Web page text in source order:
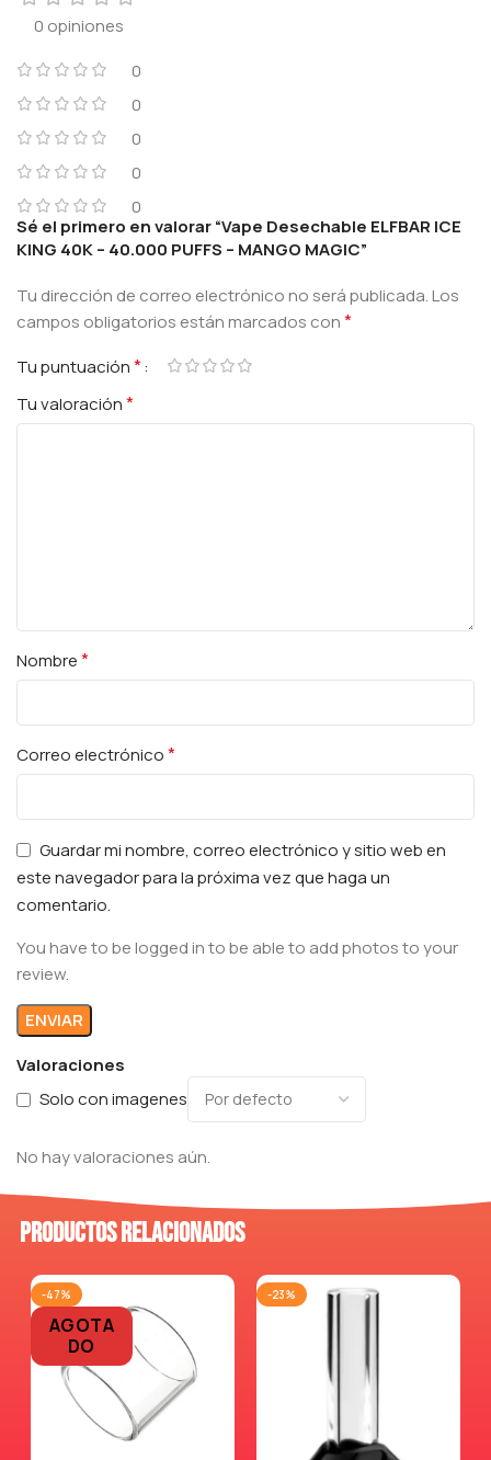
0 opiniones
0
0
0
0
0
Valoraciones
Solo con imagenes
No hay valoraciones aún.
Sé el primero en valorar “Vape Desechable ELFBAR ICE
KING 40K – 40.000 PUFFS – MANGO MAGIC”
Tu dirección de correo electrónico no será publicada.Los
campos obligatorios están marcados con*
Tu puntuación*
Tu valoración*
Nombre*
Correo electrónico*
Guardar mi nombre, correo electrónico y sitio web en
este navegador para la próxima vez que haga un
comentario.
You have to be logged in to be able to add photos to your
review.
Productos relacionados
-47%
AGOTA
DO
-23%